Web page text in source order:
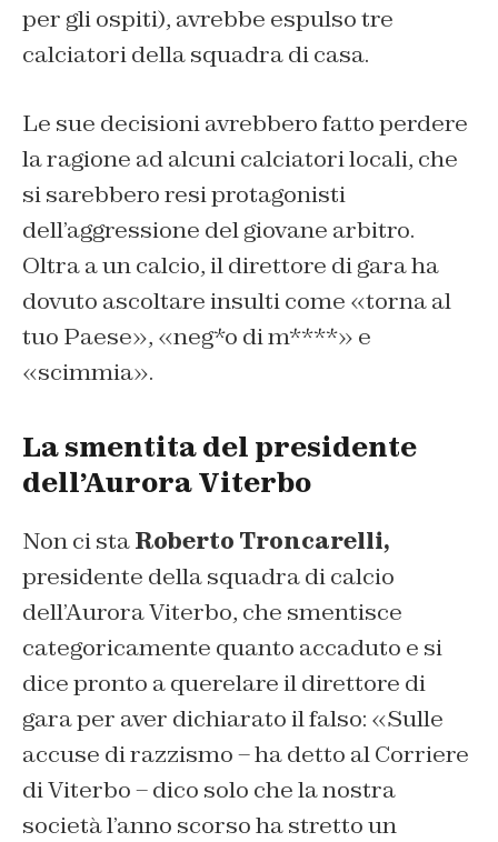
per gli ospiti), avrebbe espulso tre
calciatori della squadra di casa.
Le sue decisioni avrebbero fatto perdere
la ragione ad alcuni calciatori locali, che
si sarebbero resi protagonisti
dell’aggressione del giovane arbitro.
Oltra a un calcio, il direttore di gara ha
dovuto ascoltare insulti come «torna al
tuo Paese», «neg*o di m****» e
«scimmia».
La smentita del presidente
dell’Aurora Viterbo
Non ci staRoberto Troncarelli,
presidente della squadra di calcio
dell’Aurora Viterbo, che smentisce
categoricamente quanto accaduto e si
dice pronto a querelare il direttore di
gara per aver dichiarato il falso: «Sulle
accuse di razzismo – ha detto al Corriere
di Viterbo – dico solo che la nostra
società l’anno scorso ha stretto un